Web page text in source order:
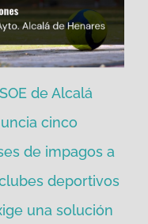
de Alcalá
cinco
de impagos a
deportivos
una solución